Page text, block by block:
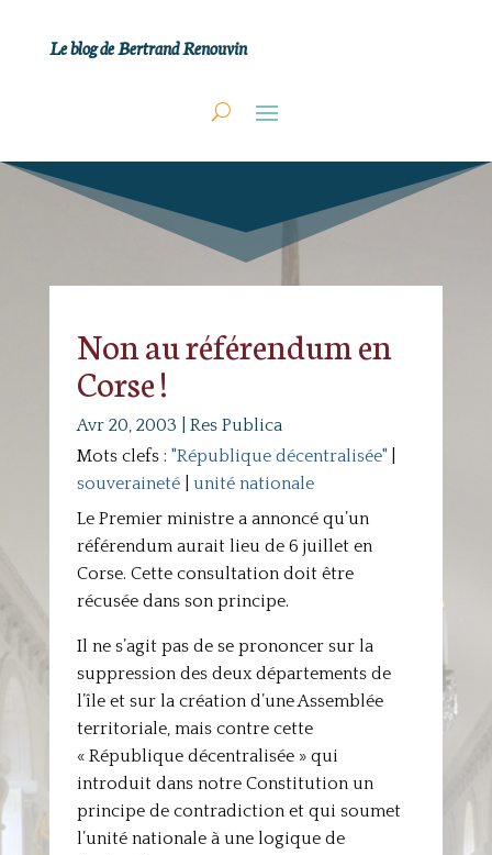
Le blog de Bertrand Renouvin
Non au référendum en
Corse !
Avr 20, 2003
Res Publica
Mots clefs : "République décentralisée"|
souveraineté| unité nationale
Le Premier ministre a annoncé qu’un
référendum aurait lieu de 6 juillet en
Corse. Cette consultation doit être
récusée dans son principe.
Il ne s’agit pas de se prononcer sur la
suppression des deux départements de
l’île et sur la création d’une Assemblée
territoriale, mais contre cette
« République décentralisée » qui
introduit dans notre Constitution un
principe de contradiction et qui soumet
l’unité nationale à une logique de